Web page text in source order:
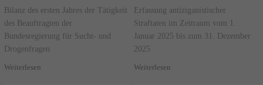
Bilanz des ersten Jahres der Tätigkeit
des Beauftragten der
Bundesregierung für Sucht- und
Drogenfragen
Weiterlesen
Erfassung antiziganistischer
Straftaten im Zeitraum vom 1.
Januar 2025 bis zum 31. Dezember
2025
Weiterlesen